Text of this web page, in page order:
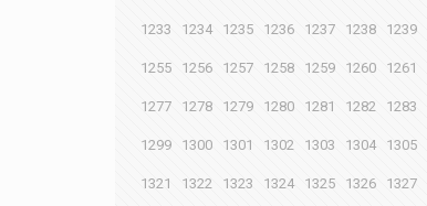
1233 1234 1235 1236 1237 1238 1239
1255 1256 1257 1258 1259 1260 1261
1277 1278 1279 1280 1281 1282 1283
1299 1300 1301 1302 1303 1304 1305
1321 1322 1323 1324 1325 1326 1327